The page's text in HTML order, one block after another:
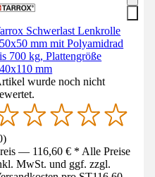
Schwerlast Lenkrolle
mm mit Polyamidrad
700 kg, Plattengröße
mm
wurde noch nicht
)
— 116,60 € * Alle Preise
MwSt. und ggf. zzgl.